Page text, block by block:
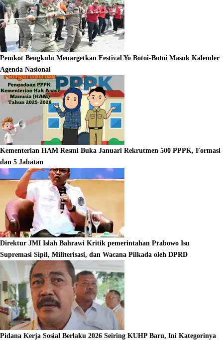
Pemkot Bengkulu Menargetkan Festival Yo Botoi-Botoi Masuk Kalender
Agenda Nasional
Kementerian HAM Resmi Buka Januari Rekrutmen 500 PPPK, Formasi
dan 5 Jabatan
Direktur JMI Islah Bahrawi Kritik pemerintahan Prabowo Isu
Supremasi Sipil, Militerisasi, dan Wacana Pilkada oleh DPRD
Pidana Kerja Sosial Berlaku 2026 Seiring KUHP Baru, Ini Kategorinya